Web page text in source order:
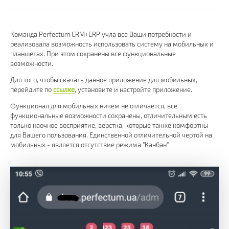
Команда Perfectum CRM+ERP учла все Ваши потребности и
реализовала возможность использовать систему на мобильных и
планшетах. При этом сохранены все функциональные
возможности.
Для того, чтобы скачать данное приложение для мобильных,
перейдите поссылке, установите и настройте приложение.
Функционал для мобильных ничем не отличается, все
функциональные возможности сохранены, отличительным есть
только наочное восприятие, верстка, которые также комфортны
для Вашего пользования. Единственной отличительной чертой на
мобильных - является отсутствие режима "Канбан"